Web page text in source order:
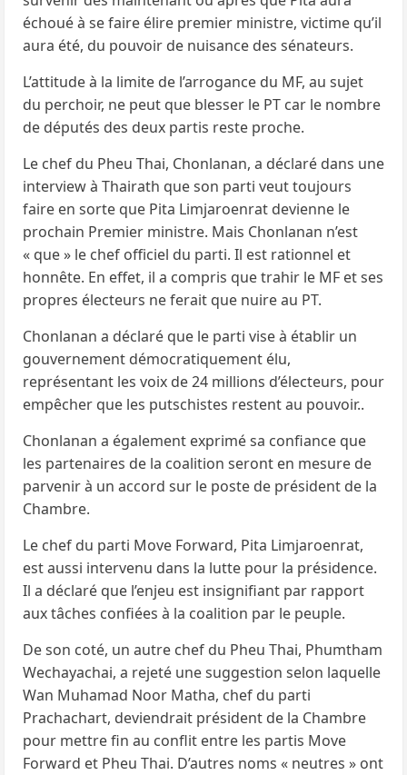
échoué à se faire élire premier ministre, victime qu’il
aura été, du pouvoir de nuisance des sénateurs.
L’attitude à la limite de l’arrogance du MF, au sujet
du perchoir, ne peut que blesser le PT car le nombre
de députés des deux partis reste proche.
Le chef du Pheu Thai, Chonlanan, a déclaré dans une
interview à Thairath que son parti veut toujours
faire en sorte que Pita Limjaroenrat devienne le
prochain Premier ministre. Mais Chonlanan n’est
« que » le chef officiel du parti. Il est rationnel et
honnête. En effet, il a compris que trahir le MF et ses
propres électeurs ne ferait que nuire au PT.
Chonlanan a déclaré que le parti vise à établir un
gouvernement démocratiquement élu,
représentant les voix de 24 millions d’électeurs, pour
empêcher que les putschistes restent au pouvoir..
Chonlanan a également exprimé sa confiance que
les partenaires de la coalition seront en mesure de
parvenir à un accord sur le poste de président de la
Chambre.
Le chef du parti Move Forward, Pita Limjaroenrat,
est aussi intervenu dans la lutte pour la présidence.
Il a déclaré que l’enjeu est insignifiant par rapport
aux tâches confiées à la coalition par le peuple.
De son coté, un autre chef du Pheu Thai, Phumtham
Wechayachai, a rejeté une suggestion selon laquelle
Wan Muhamad Noor Matha, chef du parti
Prachachart, deviendrait président de la Chambre
pour mettre fin au conflit entre les partis Move
Forward et Pheu Thai. D’autres noms « neutres » ont